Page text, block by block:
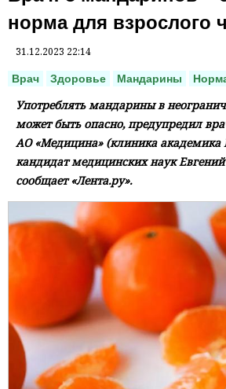
норма для взрослого
31.12.2023 22:14
Врач Здоровье Мандарины
Употреблять мандарины в
может быть опасно, предупредил
АО «Медицина» (клиника академика
кандидат медицинских наук
сообщает «Лента.ру».